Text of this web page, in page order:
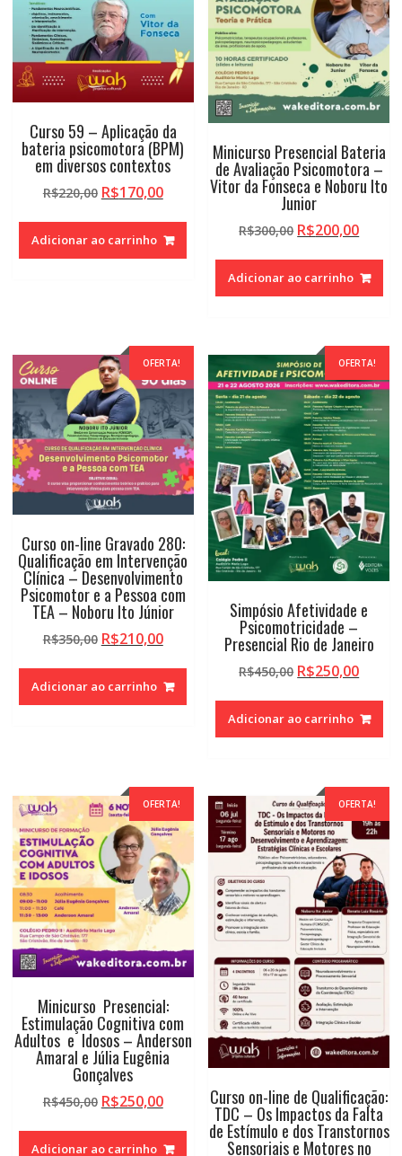
Curso 59 – Aplicação da
bateria psicomotora (BPM)
em diversos contextos
R$220,00 O
original
era:
R$170,00O
atual
é:
Adicionar ao carrinho
Minicurso Presencial Bateria
de Avaliação Psicomotora –
Vitor da Fonseca e Noboru Ito
Junior
R$300,00 O
original
era:
R$200,00O
atual
é:
Adicionar ao carrinho
OFERTA!
Curso on-line Gravado 280:
Qualificação em Intervenção
Clínica – Desenvolvimento
Psicomotor e a Pessoa com
TEA – Noboru Ito Júnior
R$350,00 O
original
era:
R$210,00O
atual
é:
Adicionar ao carrinho
OFERTA!
Simpósio Afetividade e
Psicomotricidade –
Presencial Rio de Janeiro
R$450,00 O
original
era:
R$250,00O
atual
é:
Adicionar ao carrinho
OFERTA!
Minicurso Presencial:
Estimulação Cognitiva com
Adultos e Idosos – Anderson
Amaral e Júlia Eugênia
Gonçalves
R$450,00 O
original
R$250,00O
atual
Adicionar ao carrinho
OFERTA!
Curso on-line de Qualificação:
TDC – Os Impactos da Falta
de Estímulo e dos Transtornos
Sensoriais e Motores no